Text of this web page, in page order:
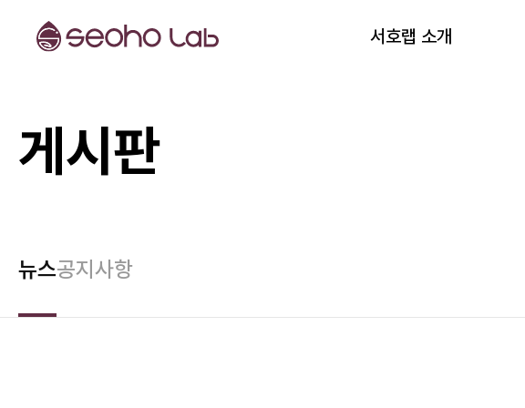
서호랩 소개
게시판
뉴스공지사항